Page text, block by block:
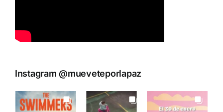
Instagram @mueveteporlapaz